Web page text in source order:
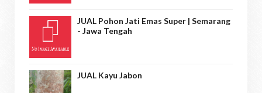
JUAL Pohon Jati Emas Super | Semarang
- Jawa Tengah
JUAL Kayu Jabon